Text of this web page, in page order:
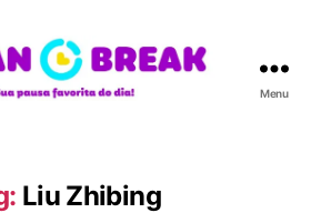
A
N
Menu
Liu Zhibing